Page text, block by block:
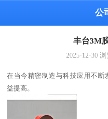
公
丰台3M
2025-12-30浏
在当今精密制造与科技应用不断
益提高。